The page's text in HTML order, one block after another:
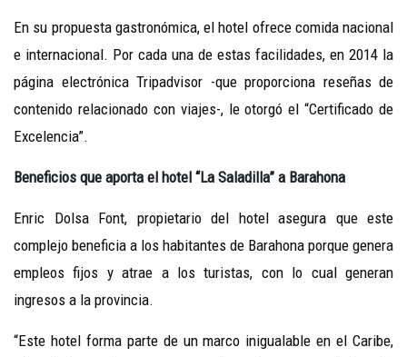
En su propuesta gastronómica, el hotel ofrece comida nacional
e internacional. Por cada una de estas facilidades, en 2014 la
página electrónica Tripadvisor -que proporciona reseñas de
contenido relacionado con viajes-, le otorgó el “Certificado de
Excelencia”.
Beneficios que aporta el hotel “La Saladilla” a Barahona
Enric Dolsa Font, propietario del hotel asegura que este
complejo beneficia a los habitantes de Barahona porque genera
empleos fijos y atrae a los turistas, con lo cual generan
ingresos a la provincia.
“Este hotel forma parte de un marco inigualable en el Caribe,